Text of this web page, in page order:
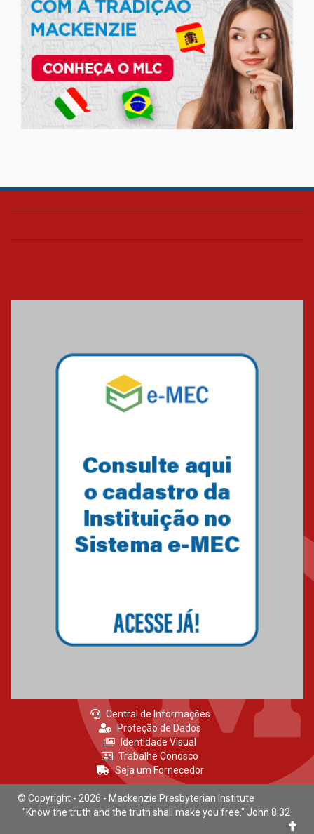
Central de Informações
Proteção de Dados
Identidade Visual
Trabalhe Conosco
Seja um Fornecedor
© Copyright - 2026 - Mackenzie Presbyterian Institute
"Know the truth and the truth shall make you free." John 8:32